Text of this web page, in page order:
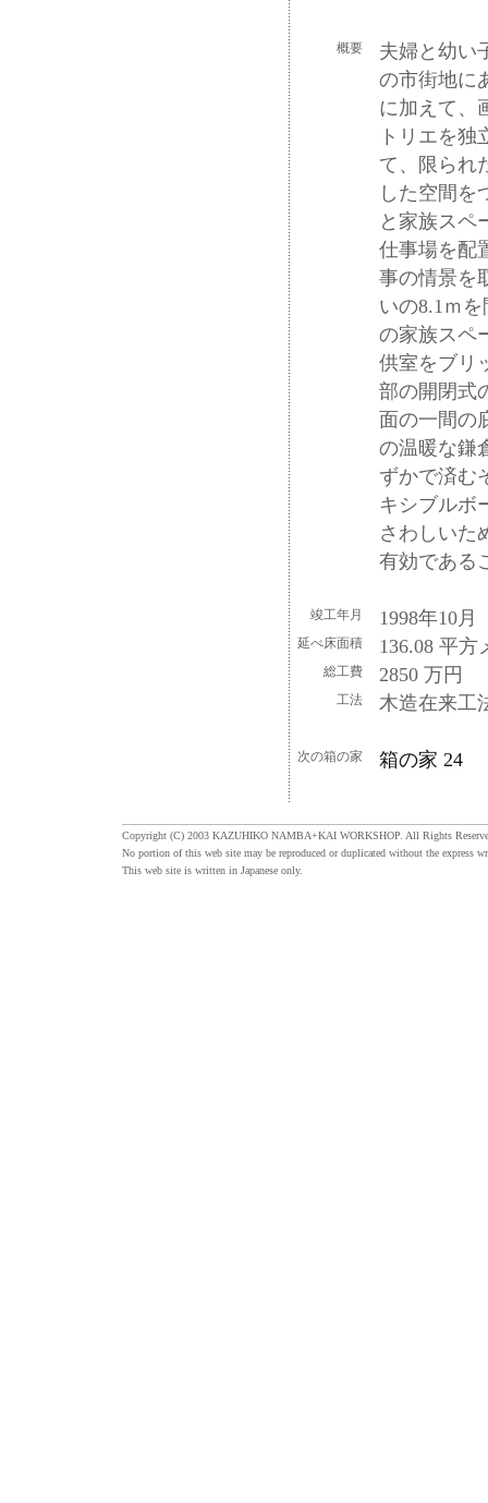
概要
夫婦と幼い
の市街地に
に加えて、
トリエを
て、限られ
した空間を
と家族スペ
仕事場を配
事の情景を
いの8.1ｍ
の家族スペ
供室をブリ
部の開閉式
面の一間の
の温暖な鎌
ずかで済む
キシブルボ
さわしいた
有効である
竣工年月 1998年10月
延べ床面積 136.08 平方
総工費 2850 万円
工法 木造在来工
次の箱の家 箱の家 24
Copyright (C) 2003 KAZUHIKO NAMBA+KAI WORKSHOP. All Rights
No portion of this web site may be reproduced or duplicated without the express
This web site is written in Japanese only.